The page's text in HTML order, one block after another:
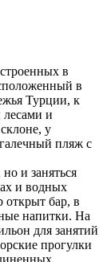
в
в
Турции, к
и
у
пляж с
и заняться
и водных
открыт бар, в
напитки. На
для занятий
прогулки